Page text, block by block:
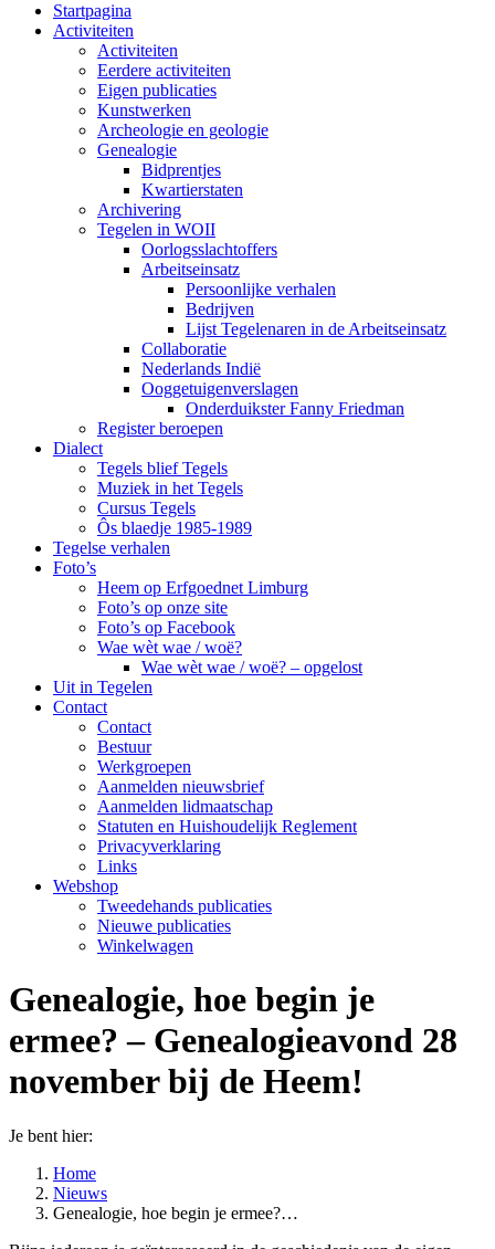
Startpagina
Activiteiten
Activiteiten
Eerdere activiteiten
Eigen publicaties
Kunstwerken
Archeologie en geologie
Genealogie
Bidprentjes
Kwartierstaten
Archivering
Tegelen in WOII
Oorlogsslachtoffers
Arbeitseinsatz
Persoonlijke verhalen
Bedrijven
Lijst Tegelenaren in de Arbeitseinsatz
Collaboratie
Nederlands Indië
Ooggetuigenverslagen
Onderduikster Fanny Friedman
Register beroepen
Dialect
Tegels blief Tegels
Muziek in het Tegels
Cursus Tegels
Ôs blaedje 1985-1989
Tegelse verhalen
Foto’s
Heem op Erfgoednet Limburg
Foto’s op onze site
Foto’s op Facebook
Wae wèt wae / woë?
Wae wèt wae / woë? – opgelost
Uit in Tegelen
Contact
Contact
Bestuur
Werkgroepen
Aanmelden nieuwsbrief
Aanmelden lidmaatschap
Statuten en Huishoudelijk Reglement
Privacyverklaring
Links
Webshop
Tweedehands publicaties
Nieuwe publicaties
Winkelwagen
Genealogie, hoe begin je
ermee? – Genealogieavond 28
november bij de Heem!
Je bent hier:
Home
Nieuws
Genealogie, hoe begin je ermee?…